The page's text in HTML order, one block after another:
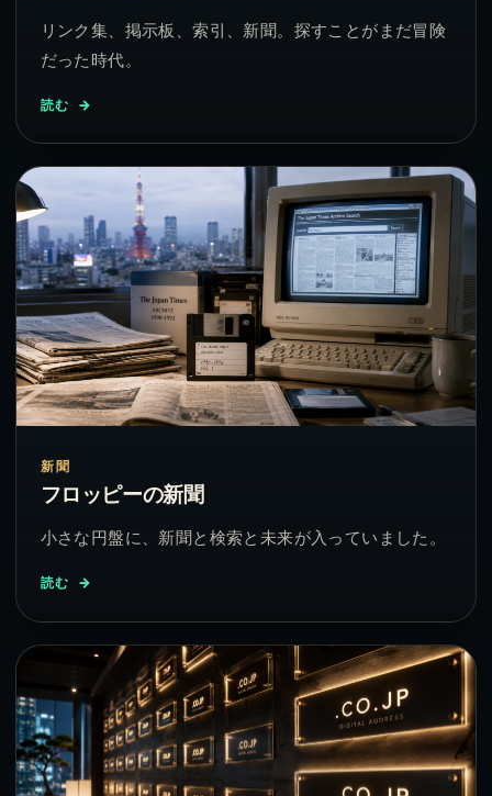
リンク集、掲示板、索引、新聞。探すことがまだ冒険
だった時代。
読む
新聞
フロッピーの新聞
小さな円盤に、新聞と検索と未来が入っていました。
読む